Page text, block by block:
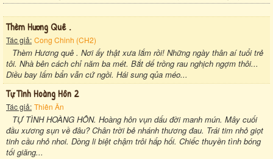
Thèm Hương Quê .
Tác giả: Cong Chinh (CH2)
Thèm Hương quê . Nơi ấy thật xưa lắm rồi! Những ngày thân aí tuổi trẻ
tôi. Nhà bên cách chỉ năm ba mét. Bắt dế trồng rau nghịch ngợm thôi...
Diều bay lấm bẩn vẫn cứ ngồi. Hái sung qủa méo...
Tự Tình Hoàng Hôn 2
Tác giả: Thiên Ân
TỰ TÌNH HOÀNG HÔN. Hoàng hôn vụn dấu đời manh mún. Mây cuối
đầu xương sụn về đâu? Chân trời bẻ nhánh thương đau. Trái tim nhỏ giọt
tinh cầu nhỏ nhoi. Dòng li biệt chậm trôi hấp hối. Chiếc thuyền tình bóng
tối giăng...